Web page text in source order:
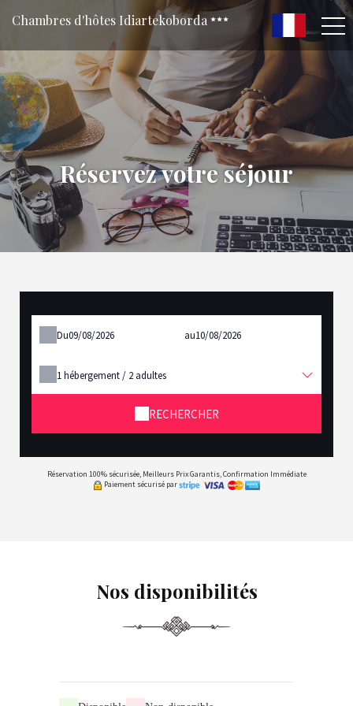
Chambres d'hôtes Idiartekoborda
Réservez votre séjour
Du au
1hébergement / 2 adultes
RECHERCHER
Réservation 100% sécurisée, Meilleurs Prix Garantis, Confirmation Immédiate
Paiement sécurisé par
Nos disponibilités